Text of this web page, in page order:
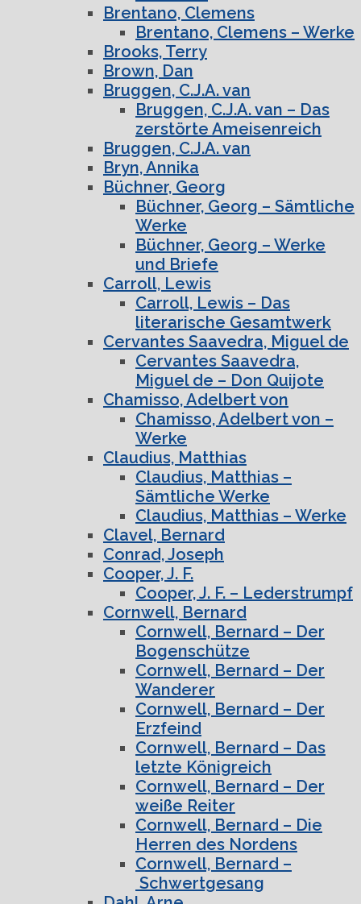
Brentano, Clemens
Brentano, Clemens – Werke
Brooks, Terry
Brown, Dan
Bruggen, C.J.A. van
Bruggen, C.J.A. van – Das
zerstörte Ameisenreich
Bruggen, C.J.A. van
Bryn, Annika
Büchner, Georg
Büchner, Georg – Sämtliche
Werke
Büchner, Georg – Werke
und Briefe
Carroll, Lewis
Carroll, Lewis – Das
literarische Gesamtwerk
Cervantes Saavedra, Miguel de
Cervantes Saavedra,
Miguel de – Don Quijote
Chamisso, Adelbert von
Chamisso, Adelbert von –
Werke
Claudius, Matthias
Claudius, Matthias –
Sämtliche Werke
Claudius, Matthias – Werke
Clavel, Bernard
Conrad, Joseph
Cooper, J. F.
Cooper, J. F. – Lederstrumpf
Cornwell, Bernard
Cornwell, Bernard – Der
Bogenschütze
Cornwell, Bernard – Der
Wanderer
Cornwell, Bernard – Der
Erzfeind
Cornwell, Bernard – Das
letzte Königreich
Cornwell, Bernard – Der
weiße Reiter
Cornwell, Bernard – Die
Herren des Nordens
Cornwell, Bernard –
Schwertgesang